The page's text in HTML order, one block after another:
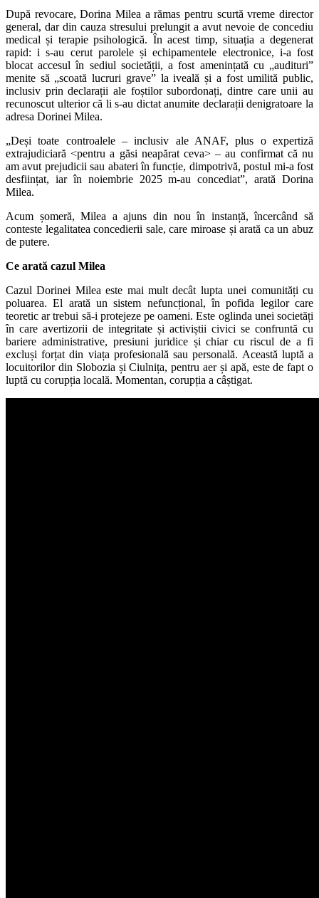
După revocare, Dorina Milea a rămas pentru scurtă vreme director
general, dar din cauza stresului prelungit a avut nevoie de concediu
medical și terapie psihologică. În acest timp, situația a degenerat
rapid: i s-au cerut parolele și echipamentele electronice, i-a fost
blocat accesul în sediul societății, a fost amenințată cu „audituri”
menite să „scoată lucruri grave” la iveală și a fost umilită public,
inclusiv prin declarații ale foștilor subordonați, dintre care unii au
recunoscut ulterior că li s-au dictat anumite declarații denigratoare la
adresa Dorinei Milea.
„Deși toate controalele – inclusiv ale ANAF, plus o expertiză
extrajudiciară <pentru a găsi neapărat ceva> – au confirmat că nu
am avut prejudicii sau abateri în funcție, dimpotrivă, postul mi-a fost
desființat, iar în noiembrie 2025 m-au concediat”, arată Dorina
Milea.
Acum șomeră, Milea a ajuns din nou în instanță, încercând să
conteste legalitatea concedierii sale, care miroase și arată ca un abuz
de putere.
Ce arată cazul Milea
Cazul Dorinei Milea este mai mult decât lupta unei comunități cu
poluarea. El arată un sistem nefuncțional, în pofida legilor care
teoretic ar trebui să-i protejeze pe oameni. Este oglinda unei societăți
în care avertizorii de integritate și activiștii civici se confruntă cu
bariere administrative, presiuni juridice și chiar cu riscul de a fi
excluși forțat din viața profesională sau personală. Această luptă a
locuitorilor din Slobozia și Ciulnița, pentru aer și apă, este de fapt o
luptă cu corupția locală. Momentan, corupția a câștigat.